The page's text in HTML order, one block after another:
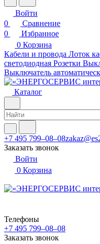
Войти
0
Сравнение
0
Избранное
0 Корзина
Кабели и провода Лоток
светодиодная Розетки
Выключатель
Каталог
+7 495 799–08–08
Заказать звонок
Войти
0 Корзина
Телефоны
+7 495 799–08–08
Заказать звонок